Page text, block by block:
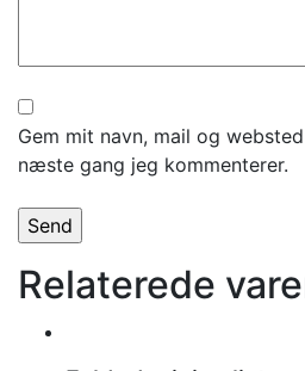
Gem mit navn, mail og
næste gang jeg kommenterer.
Relaterede